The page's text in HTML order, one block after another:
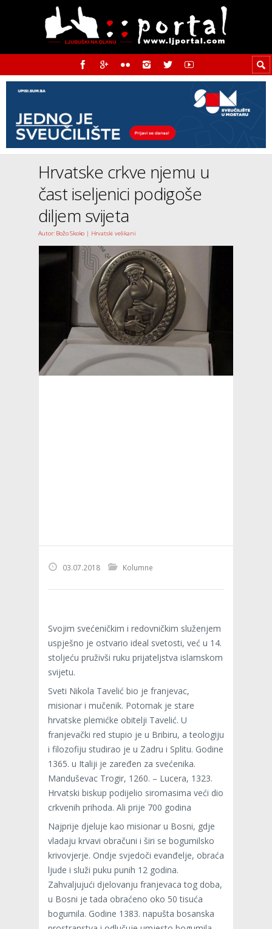
Hrvatske crkve njemu u
čast iseljenici podigoše
diljem svijeta
Autor: Božo Skoko | Hrvatski velikani
03.07.2018 Kolumne
Svojim svećeničkim i redovničkim služenjem
uspješno je ostvario ideal svetosti, već u 14.
stoljeću pruživši ruku prijateljstva islamskom
svijetu.
Sveti Nikola Tavelić bio je franjevac,
misionar i mučenik. Potomak je stare
hrvatske plemićke obitelji Tavelić. U
franjevački red stupio je u Bribiru, a teologiju
i filozofiju studirao je u Zadru i Splitu. Godine
1365. u Italiji je zaređen za svećenika.
Manduševac Trogir, 1260. – Lucera, 1323.
Hrvatski biskup podijelio siromasima veći dio
crkvenih prihoda. Ali prije 700 godina
Najprije djeluje kao misionar u Bosni, gdje
vladaju krvavi obračuni i širi se bogumilsko
krivovjerje. Ondje svjedoči evanđelje, obraća
ljude i služi puku punih 12 godina.
Zahvaljujući djelovanju franjevaca tog doba,
u Bosni je tada obraćeno oko 50 tisuća
bogumila. Godine 1383. napušta bosanska